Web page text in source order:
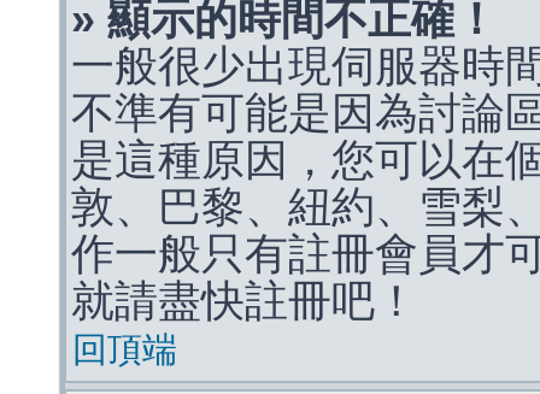
» 顯示的時間不正確！
一般很少出現伺服器時
不準有可能是因為討論
是這種原因，您可以在
敦、巴黎、紐約、雪梨
作一般只有註冊會員才
就請盡快註冊吧！
回頂端